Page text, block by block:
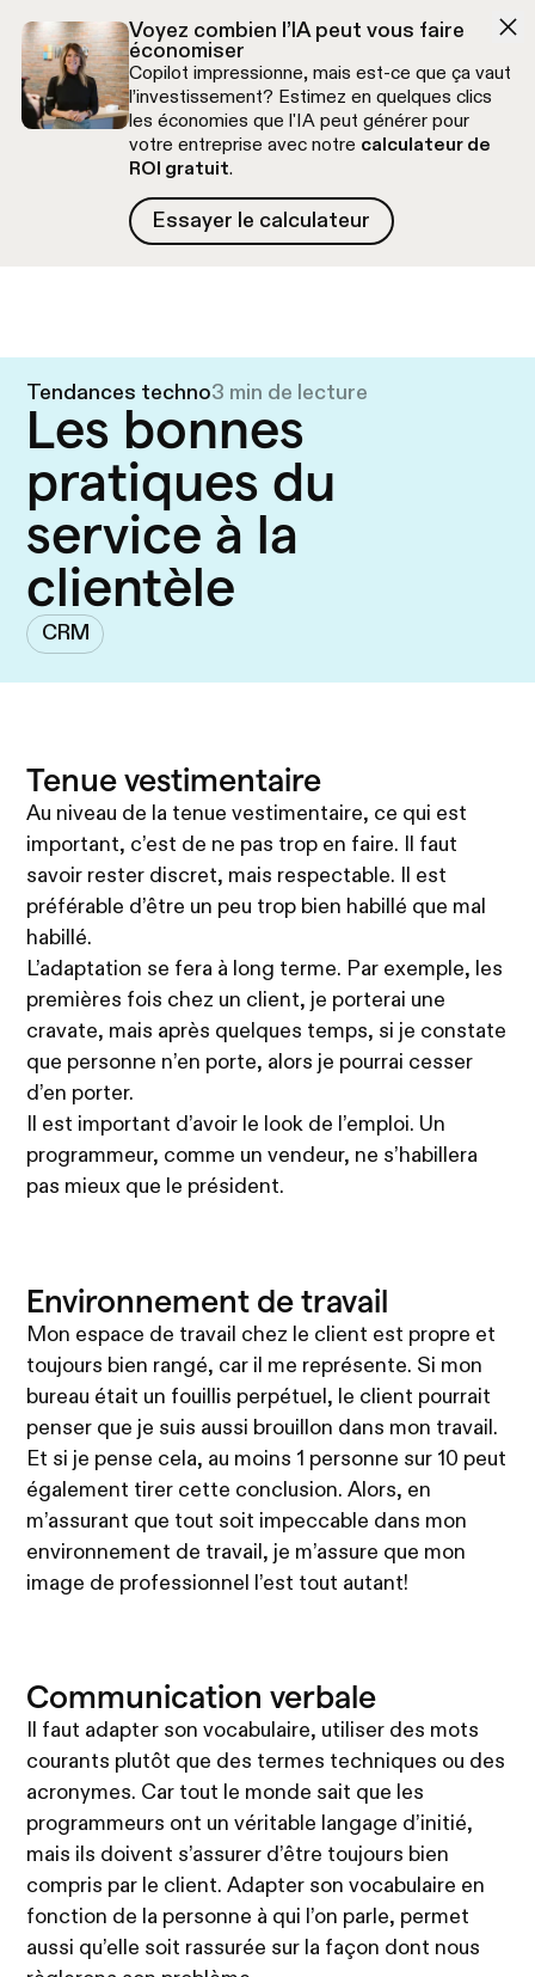
Voyez combien l’IA peut vous faire
économiser
Copilot impressionne, mais est-ce que ça vaut
l’investissement? Estimez en quelques clics
les économies que l'IA peut générer pour
votre entreprise avec notre calculateur de
ROI gratuit.
Essayer le calculateur
Essayer le calculateur
Tendances techno3 min de lecture
Les bonnes
pratiques du
service à la
clientèle
CRM
Tenue vestimentaire
Au niveau de la tenue vestimentaire, ce qui est
important, c’est de ne pas trop en faire. Il faut
savoir rester discret, mais respectable. Il est
préférable d’être un peu trop bien habillé que mal
habillé.
L’adaptation se fera à long terme. Par exemple, les
premières fois chez un client, je porterai une
cravate, mais après quelques temps, si je constate
que personne n’en porte, alors je pourrai cesser
d’en porter.
Il est important d’avoir le look de l’emploi. Un
programmeur, comme un vendeur, ne s’habillera
pas mieux que le président.
Environnement de travail
Mon espace de travail chez le client est propre et
toujours bien rangé, car il me représente. Si mon
bureau était un fouillis perpétuel, le client pourrait
penser que je suis aussi brouillon dans mon travail.
Et si je pense cela, au moins 1 personne sur 10 peut
également tirer cette conclusion. Alors, en
m’assurant que tout soit impeccable dans mon
environnement de travail, je m’assure que mon
image de professionnel l’est tout autant!
Communication verbale
Il faut adapter son vocabulaire, utiliser des mots
courants plutôt que des termes techniques ou des
acronymes. Car tout le monde sait que les
programmeurs ont un véritable langage d’initié,
mais ils doivent s’assurer d’être toujours bien
compris par le client. Adapter son vocabulaire en
fonction de la personne à qui l’on parle, permet
aussi qu’elle soit rassurée sur la façon dont nous